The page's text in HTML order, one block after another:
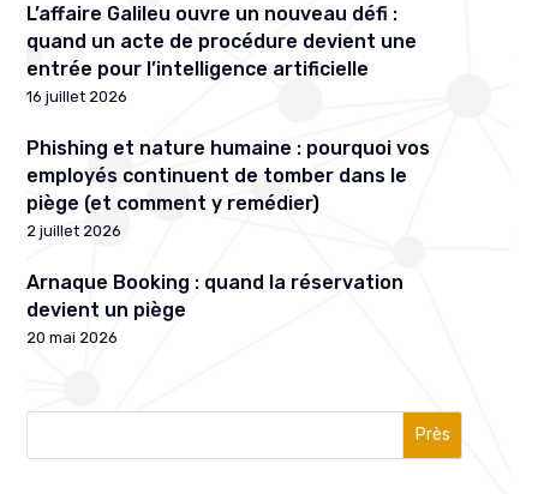
L’affaire Galileu ouvre un nouveau défi :
quand un acte de procédure devient une
entrée pour l’intelligence artificielle
16 juillet 2026
Phishing et nature humaine : pourquoi vos
employés continuent de tomber dans le
piège (et comment y remédier)
2 juillet 2026
Arnaque Booking : quand la réservation
devient un piège
20 mai 2026
Près